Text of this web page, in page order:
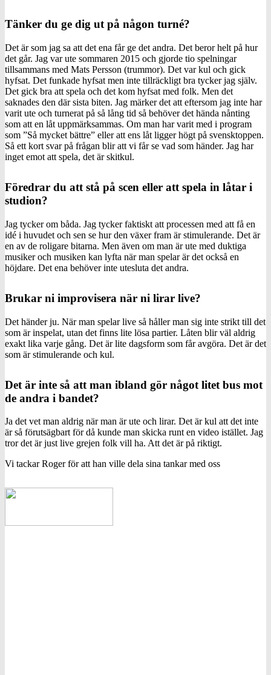
Tänker du ge dig ut på någon turné?
Det är som jag sa att det ena får ge det andra. Det beror helt på hur
det går. Jag var ute sommaren 2015 och gjorde tio spelningar
tillsammans med Mats Persson (trummor). Det var kul och gick
hyfsat. Det funkade hyfsat men inte tillräckligt bra tycker jag själv.
Det gick bra att spela och det kom hyfsat med folk. Men det
saknades den där sista biten. Jag märker det att eftersom jag inte har
varit ute och turnerat på så lång tid så behöver det hända nånting
som att en låt uppmärksammas. Om man har varit med i program
som ”Så mycket bättre” eller att ens låt ligger högt på svensktoppen.
Så ett kort svar på frågan blir att vi får se vad som händer. Jag har
inget emot att spela, det är skitkul.
Föredrar du att stå på scen eller att spela in låtar i
studion?
Jag tycker om båda. Jag tycker faktiskt att processen med att få en
idé i huvudet och sen se hur den växer fram är stimulerande. Det är
en av de roligare bitarna. Men även om man är ute med duktiga
musiker och musiken kan lyfta när man spelar är det också en
höjdare. Det ena behöver inte utesluta det andra.
Brukar ni improvisera när ni lirar live?
Det händer ju. När man spelar live så håller man sig inte strikt till det
som är inspelat, utan det finns lite lösa partier. Låten blir väl aldrig
exakt lika varje gång. Det är lite dagsform som får avgöra. Det är det
som är stimulerande och kul.
Det är inte så att man ibland gör något litet bus mot
de andra i bandet?
Ja det vet man aldrig när man är ute och lirar. Det är kul att det inte
är så förutsägbart för då kunde man skicka runt en video istället. Jag
tror det är just live grejen folk vill ha. Att det är på riktigt.
Vi tackar Roger för att han ville dela sina tankar med oss